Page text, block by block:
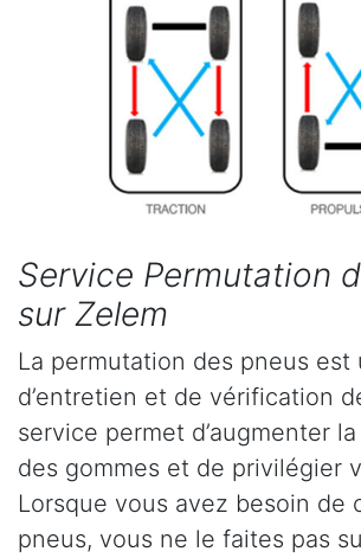
Service Permutation
sur Zelem
La permutation des pneus est
d’entretien et de vérification
service permet d’augmenter
des gommes et de privilégier
Lorsque vous avez besoin de
pneus, vous ne le faites pas